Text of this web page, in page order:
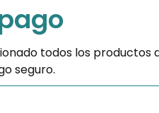
todos los productos
seguro.